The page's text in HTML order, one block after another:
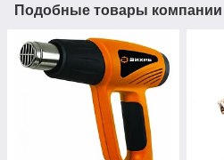
Подобные товары компании